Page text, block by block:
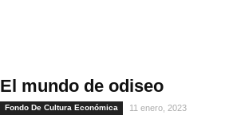
El mundo de odiseo
Fondo De Cultura Económica 11 enero, 2023